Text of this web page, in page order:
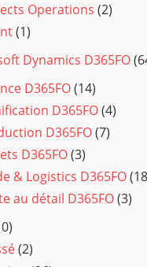
Operations (2)
(1)
Dynamics D365FO
D365FO(14)
D365FO(4)
D365FO(7)
D365FO(3)
& Logistics D365FO
au détail D365FO(3)
(2)